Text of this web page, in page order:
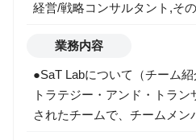
経営/戦略コンサルタント,そ
業務内容
●SaT Labについて（チーム
トラテジー・アンド・トラ
されたチームで、チームメン